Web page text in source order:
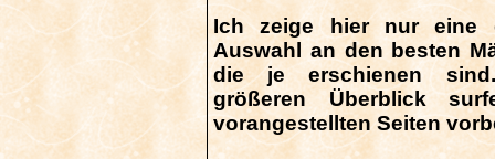
Ich zeige hier nur eine
Auswahl an den besten
die je erschienen
größeren Überblick
vorangestellten Seiten